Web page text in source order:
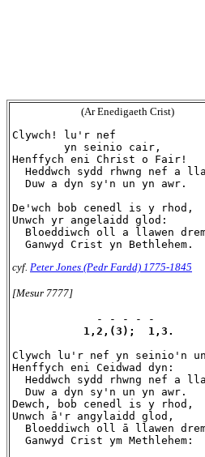
(Ar Enedigaeth Crist)
Clywch! lu'r nef
        yn seinio cair,
Henffych eni Christ o Fair!
Heddwch sydd rhwng nef a
  Duw a dyn sy'n un yn awr.
De'wch bob cenedl is y rhod,
Unwch yr angelaidd glod:
Bloeddiwch oll a llawen
cyf. Peter Jones (Pedr Fardd) 1775-1845
[Mesur 7777]
             - - - - -
1,2,(3);  1,3.
Clywch lu'r nef yn seinio'n
Henffych eni Ceidwad dyn:
Heddwch sydd rhwng nef a
  Duw a dyn sy'n un yn awr.
Dewch, bob cenedl is y rhod,
Unwch ā'r angylaidd glod,
Bloeddiwch oll ā llawen
  Ganwyd Crist ym Methlehem: